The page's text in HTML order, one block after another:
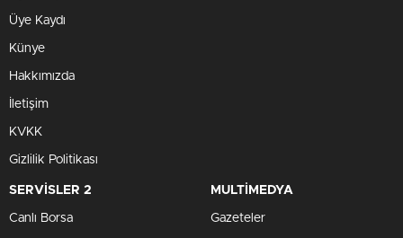
Üye Kaydı
Künye
Hakkımızda
İletişim
KVKK
Gizlilik Politikası
SERVİSLER 2
Canlı Borsa
MULTİMEDYA
Gazeteler